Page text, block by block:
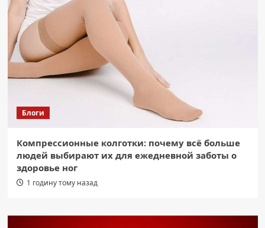
Блоги
Компрессионные колготки: почему всё больше
людей выбирают их для ежедневной заботы о
здоровье ног
1 годину тому назад